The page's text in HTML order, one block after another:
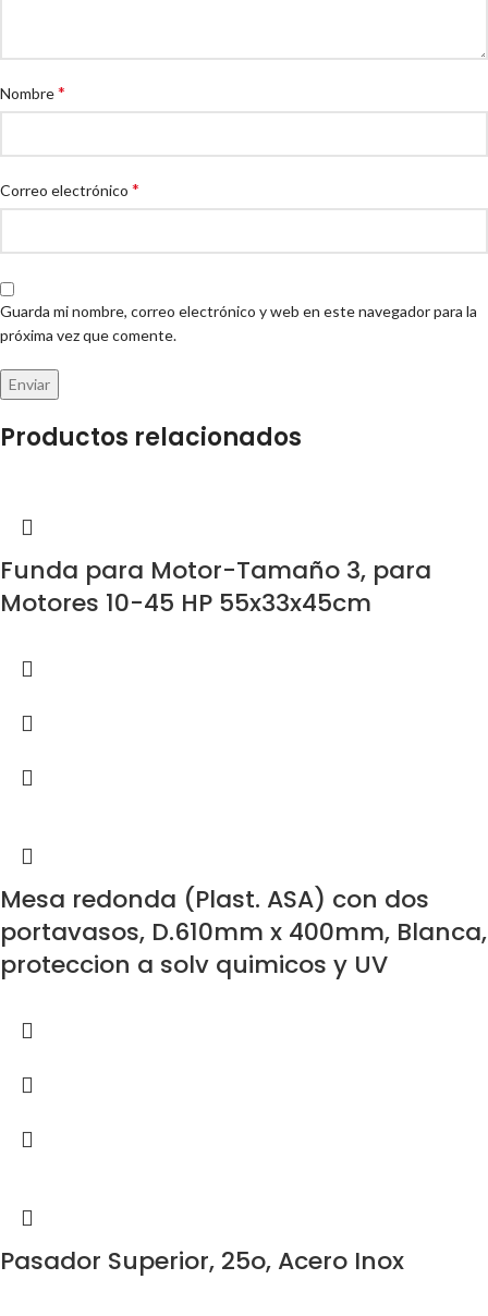
Nombre*
Correo electrónico *
Guarda mi nombre, correo electrónico y web en este navegador para la
próxima vez que comente.
Productos relacionados
Funda para Motor-Tamaño 3, para
Motores 10-45 HP 55x33x45cm
Mesa redonda (Plast. ASA) con dos
portavasos, D.610mm x 400mm, Blanca,
proteccion a solv quimicos y UV
Pasador Superior, 25o, Acero Inox